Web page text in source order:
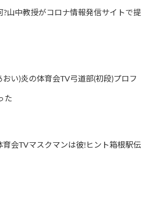
?山中教授がコロナ情報発信サイトで提
おい)炎の体育会TV弓道部(初段)プロフ
た
育会TVマスクマンは彼!ヒント箱根駅伝